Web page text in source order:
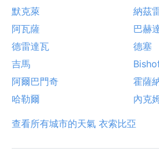
默克萊
納茲
阿瓦薩
巴赫
德雷達瓦
德塞
吉馬
阿爾巴門奇
霍薩
哈勒爾
內克
查看所有城市的天氣 衣索比亞